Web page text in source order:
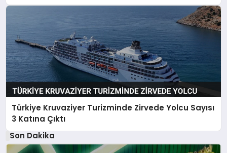
Türkiye Kruvaziyer Turizminde Zirvede Yolcu Sayısı
3 Katına Çıktı
Son Dakika